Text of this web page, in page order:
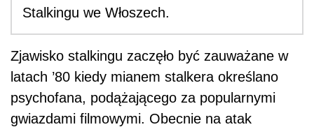
Stalkingu we Włoszech.
Zjawisko stalkingu zaczęło być zauważane w
latach ’80 kiedy mianem stalkera określano
psychofana, podążającego za popularnymi
gwiazdami filmowymi. Obecnie na atak